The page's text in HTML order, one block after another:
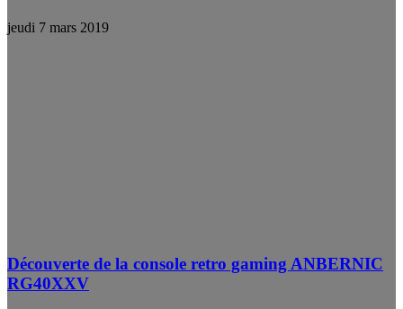
jeudi 7 mars 2019
Découverte de la console retro gaming ANBERNIC
RG40XXV